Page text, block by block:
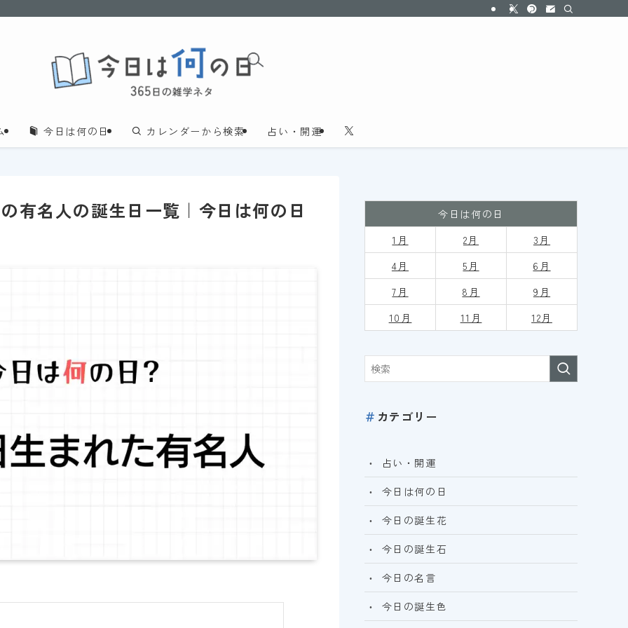
今日は何の日 カレンダーから検索 占い・開運
有名人の誕生日一覧｜今日は何の日
今日は何の日
1月
2月
3月
4月
5月
6月
7月
8月 9 月
10月
11月 12月
＃ カテゴリー
占い・開運
今日は何の日
今日の誕生花
今日の誕生石
今日の名言
今日の誕生色